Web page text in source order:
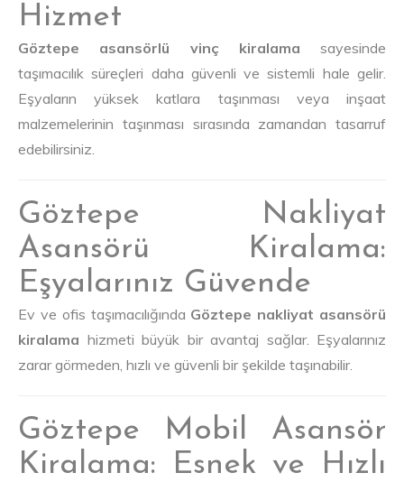
Hizmet
Göztepe asansörlü vinç kiralama sayesinde
taşımacılık süreçleri daha güvenli ve sistemli hale gelir.
Eşyaların yüksek katlara taşınması veya inşaat
malzemelerinin taşınması sırasında zamandan tasarruf
edebilirsiniz.
Göztepe Nakliyat
Asansörü Kiralama:
Eşyalarınız Güvende
Ev ve ofis taşımacılığında Göztepe nakliyat asansörü
kiralama hizmeti büyük bir avantaj sağlar. Eşyalarınız
zarar görmeden, hızlı ve güvenli bir şekilde taşınabilir.
Göztepe Mobil Asansör
Kiralama: Esnek ve Hızlı